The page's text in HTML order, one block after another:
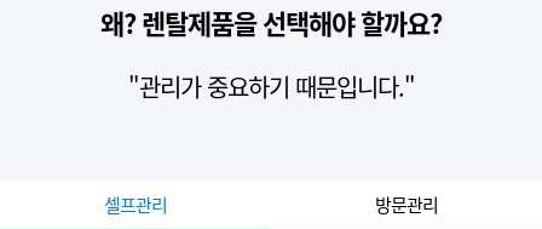
왜? 렌탈제품을 선택해야 할까요?
"관리가 중요하기 때문입니다."
셀프관리 방문관리